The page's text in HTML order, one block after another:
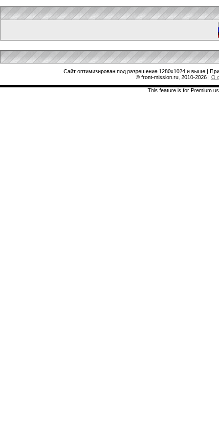
Сайт оптимизирован под разрешение 1280x1024 и выше |
© front-mission.ru, 2010-2026| О
This feature is for Premium